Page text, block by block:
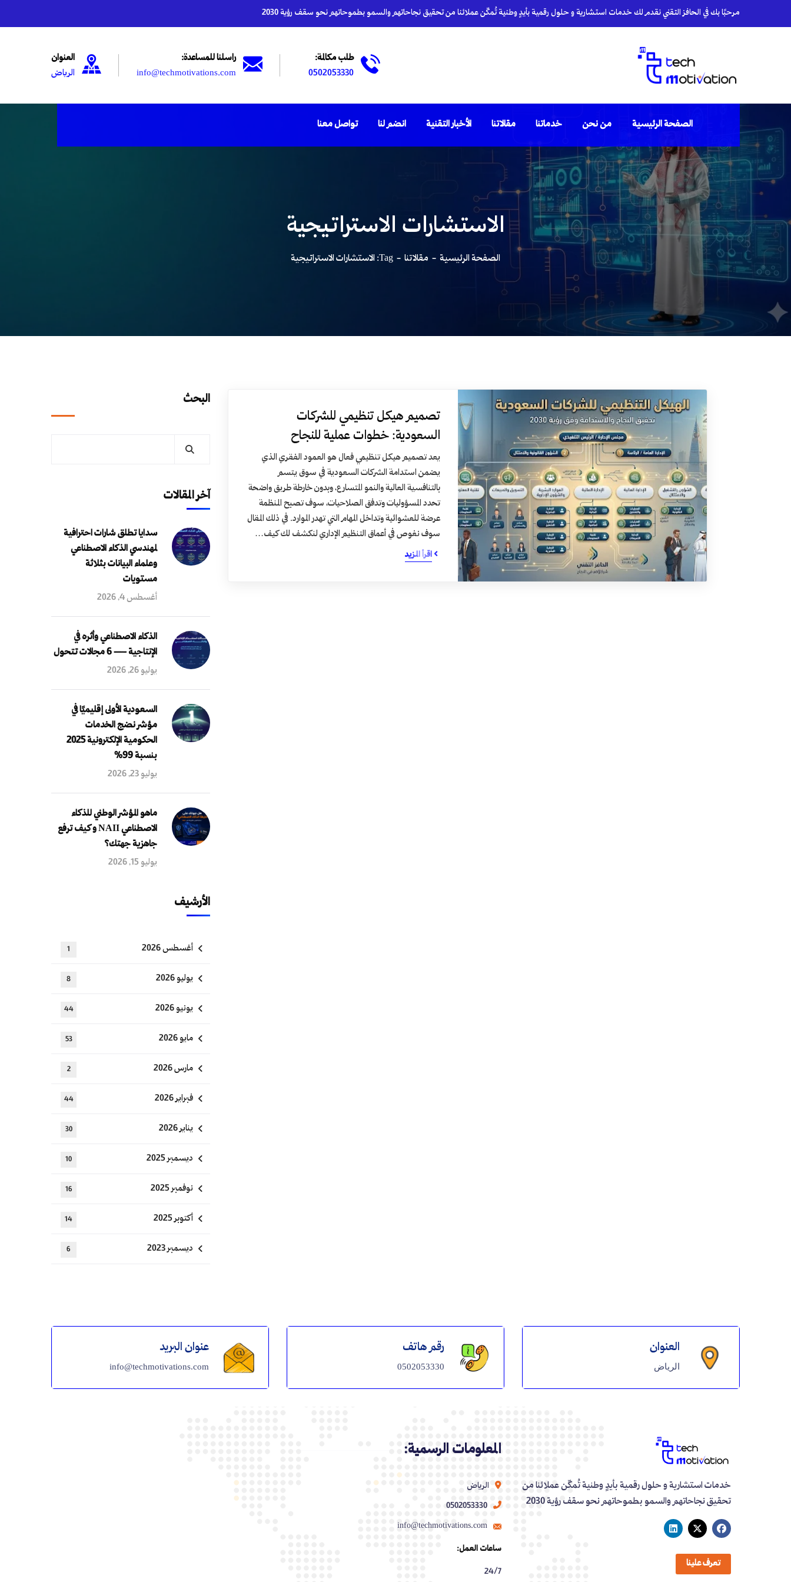
مرحبًا بك في الحافز التقني نقدم لك خدمات استشارية و حلول رقمية بأيدٍ وطنية تُمكّن عملائنا من تحقيق نجاحاتهم والسمو بطموحاتهم نحو سقف رؤية 2030
طلب مكالمة:
0502053330
راسلنا للمساعدة:
info@techmotivations.com
العنوان
الرياض
الصفحة الرئيسية من نحن خدماتنا مقالاتنا الأخبار التقنية انضم لنا تواصل معنا
الاستشارات الاستراتيجية
الصفحة الرئيسية مقالاتنا Tag: الاستشارات الاستراتيجية
تصميم هيكل تنظيمي للشركات
السعودية: خطوات عملية للنجاح
يعد تصميم هيكل تنظيمي فعال هو العمود الفقري الذي
يضمن استدامة الشركات السعودية في سوق يتسم
بالتنافسية العالية والنمو المتسارع، وبدون خارطة طريق واضحة
تحدد المسؤوليات وتدفق الصلاحيات، سوف تصبح المنظمة
عرضة للعشوائية وتداخل المهام التي تهدر الموارد. في ذلك المقال
سوف نغوص في أعماق التنظيم الإداري لنكشف لك كيف…
اقرأ المزيد
البحث
آخر المقالات
سدايا تطلق شارات احترافية
لمهندسي الذكاء الاصطناعي
وعلماء البيانات بثلاثة
مستويات
أغسطس 4, 2026
الذكاء الاصطناعي وأثره في
الإنتاجية — 6 مجالات تتحول
يوليو 26, 2026
السعودية الأولى إقليميًا في
مؤشر نضج الخدمات
الحكومية الإلكترونية 2025
بنسبة 99%
يوليو 23, 2026
ماهو المؤشر الوطني للذكاء
الاصطناعي NAII و كيف ترفع
جاهزية جهتك؟
يوليو 15, 2026
الأرشيف
أغسطس 2026 1
يوليو 2026 8
يونيو 2026 44
مايو 2026 53
مارس 2026 2
فبراير 2026 44
يناير 2026 30
ديسمبر 2025 10
نوفمبر 2025 16
أكتوبر 2025 14
ديسمبر 2023 6
العنوان
الرياض
رقم هاتف
0502053330
عنوان البريد
info@techmotivations.com
خدمات استشارية و حلول رقمية بأيدٍ وطنية تُمكّن عملائنا من
تحقيق نجاحاتهم والسمو بطموحاتهم نحو سقف رؤية 2030
تعرف علينا
المعلومات الرسمية:
الرياض
0502053330
info@techmotivations.com
ساعات العمل:
24/7